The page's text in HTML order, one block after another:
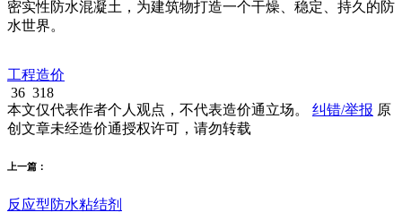
密实性防水混凝土，为建筑物打造一个干燥、稳定、持久的防
水世界。
工程造价
36 318
本文仅代表作者个人观点，不代表造价通立场。 纠错/举报 原
创文章未经造价通授权许可，请勿转载
上一篇：
反应型防水粘结剂